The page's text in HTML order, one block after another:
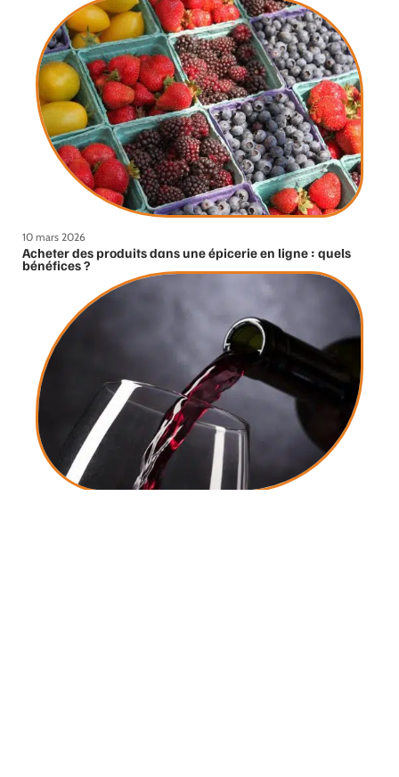
10 mars 2026
Acheter des produits dans une épicerie en ligne : quels
bénéfices ?